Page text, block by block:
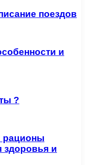
поездов
и
?
рационы
здоровья и